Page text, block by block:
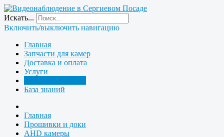
Искать...
Включить/выключить навигацию
Главная
Запчасти для камер
Доставка и оплата
Услуги
База знаний
Главная
Прошивки и доки
AHD камеры